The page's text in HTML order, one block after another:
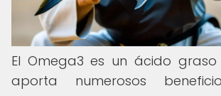
El Omega3 es un ácido graso
aporta numerosos